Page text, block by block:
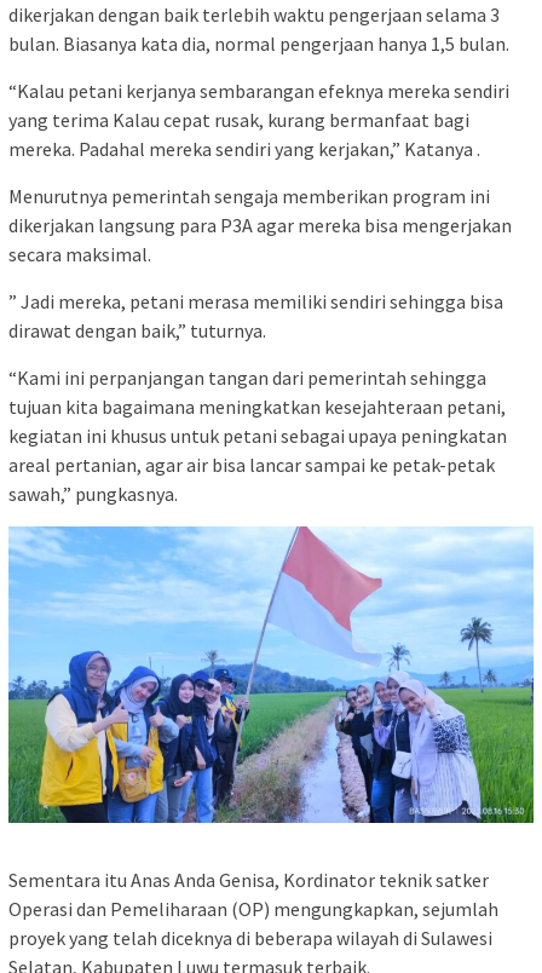
dikerjakan dengan baik terlebih waktu pengerjaan selama 3
bulan. Biasanya kata dia, normal pengerjaan hanya 1,5 bulan.
“Kalau petani kerjanya sembarangan efeknya mereka sendiri
yang terima Kalau cepat rusak, kurang bermanfaat bagi
mereka. Padahal mereka sendiri yang kerjakan,” Katanya .
Menurutnya pemerintah sengaja memberikan program ini
dikerjakan langsung para P3A agar mereka bisa mengerjakan
secara maksimal.
” Jadi mereka, petani merasa memiliki sendiri sehingga bisa
dirawat dengan baik,” tuturnya.
“Kami ini perpanjangan tangan dari pemerintah sehingga
tujuan kita bagaimana meningkatkan kesejahteraan petani,
kegiatan ini khusus untuk petani sebagai upaya peningkatan
areal pertanian, agar air bisa lancar sampai ke petak-petak
sawah,” pungkasnya.
Sementara itu Anas Anda Genisa, Kordinator teknik satker
Operasi dan Pemeliharaan (OP) mengungkapkan, sejumlah
proyek yang telah diceknya di beberapa wilayah di Sulawesi
Selatan, Kabupaten Luwu termasuk terbaik.